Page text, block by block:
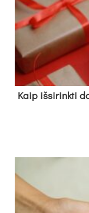
Kaip išsirinkti